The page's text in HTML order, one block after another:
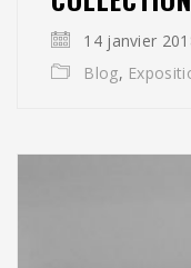
14 janvier
Blog,